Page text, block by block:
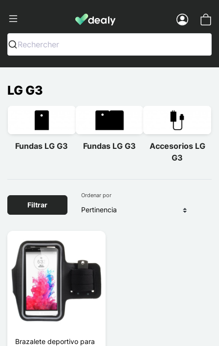
Dealy - Fundas y accesorios para
Rechercher
LG G3
Fundas LG G3 Fundas LG G3
Accesorios LG
G3
Filtrar
Ordenar por
Brazalete deportivo para